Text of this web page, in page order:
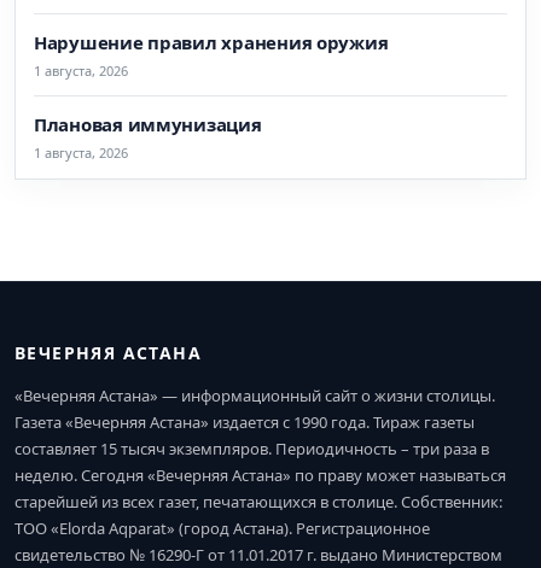
Нарушение правил хранения оружия
1 августа, 2026
Плановая иммунизация
1 августа, 2026
ВЕЧЕРНЯЯ АСТАНА
«Вечерняя Астана» — информационный сайт о жизни столицы.
Газета «Вечерняя Астана» издается с 1990 года. Тираж газеты
составляет 15 тысяч экземпляров. Периодичность – три раза в
неделю. Сегодня «Вечерняя Астана» по праву может называться
старейшей из всех газет, печатающихся в столице. Собственник:
ТОО «Elorda Aqparat» (город Астана). Регистрационное
свидетельство № 16290-Г от 11.01.2017 г. выдано Министерством